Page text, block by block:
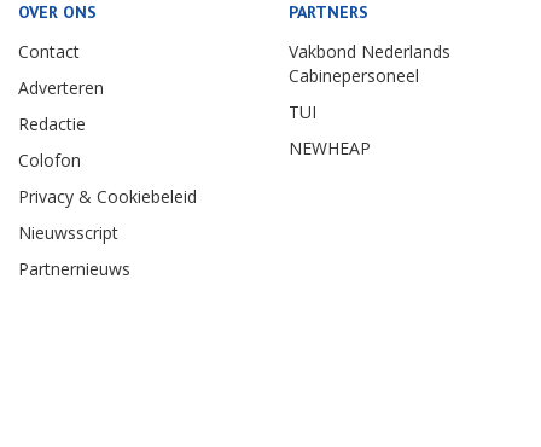
OVER ONS
Contact
Adverteren
Redactie
Colofon
Privacy & Cookiebeleid
Nieuwsscript
Partnernieuws
PARTNERS
Vakbond Nederlands
Cabinepersoneel
TUI
NEWHEAP